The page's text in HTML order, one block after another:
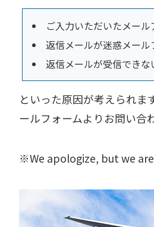
ご入力いただいたメー
返信メールが迷惑メー
返信メールが受信できな
といった原因が考えられま
ールフォームよりお問い合
※We apologize, but we